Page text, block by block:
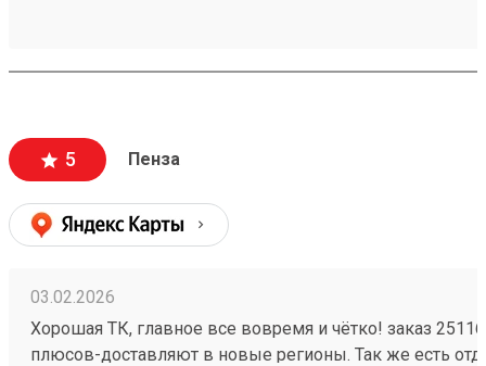
5 Пенза
03.02.2026
Хорошая ТК, главное все вовремя и чётко! заказ
плюсов-доставляют в новые регионы. Так же есть